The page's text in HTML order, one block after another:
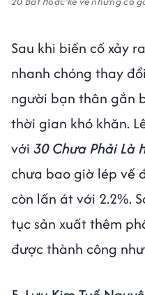
Sau khi biến cố xảy
nhanh chóng thay
người bạn thân gắn
thời gian khó khăn.
với 30 Chưa Phải Là
chưa bao giờ lép vế
còn lấn át với 2.2%.
tục sản xuất thêm
được thành công